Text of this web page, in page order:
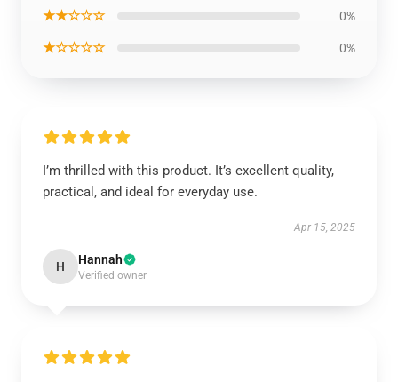
★★☆☆☆ 0%
★☆☆☆☆ 0%
I’m thrilled with this product. It’s excellent quality,
practical, and ideal for everyday use.
Apr 15, 2025
H Hannah
Verified owner